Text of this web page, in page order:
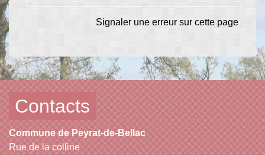
Signaler une erreur sur cette page
Contacts
Commune de Peyrat-de-Bellac
Rue de la colline